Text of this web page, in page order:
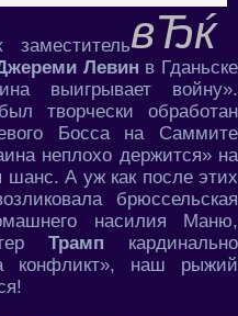
Левин в Гданьске
выигрывает войну».
творчески обработан
Босса на Саммите
неплохо держится» на
шанс. А уж как после этих
брюссельская
насилия Маню,
Трамп кардинально
конфликт», наш рыжий